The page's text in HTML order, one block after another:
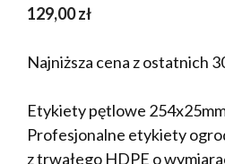
129,00zł
Najniższa cena z ostatnich
Etykiety pętlowe
Profesjonalne etykiety
z trwałego HDPE o